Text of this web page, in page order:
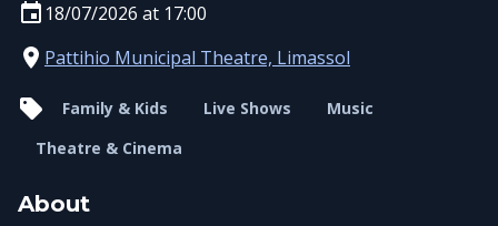
18/07/2026 at 17:00
Pattihio Municipal Theatre, Limassol
Family & Kids Live Shows
Music
Theatre & Cinema
About